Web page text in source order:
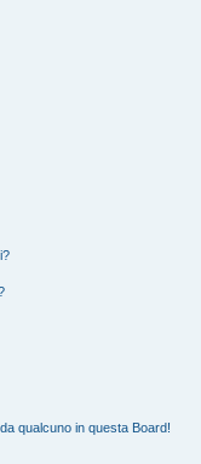
qualcuno in questa Board!